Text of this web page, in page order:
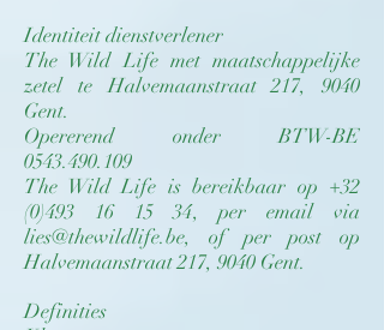
Identiteit dienstverlener
The Wild Life met maatschappelijke
zetel te Halvemaanstraat 217, 9040
Gent.
Opererend onder BTW-BE
0543.490.109
The Wild Life is bereikbaar op +32
(0)493 16 15 34, per email via
lies@thewildlife.be, of per post op
Halvemaanstraat 217, 9040 Gent.
Definities